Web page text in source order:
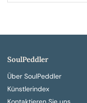
SoulPeddler
Über SoulPeddler
Künstlerindex